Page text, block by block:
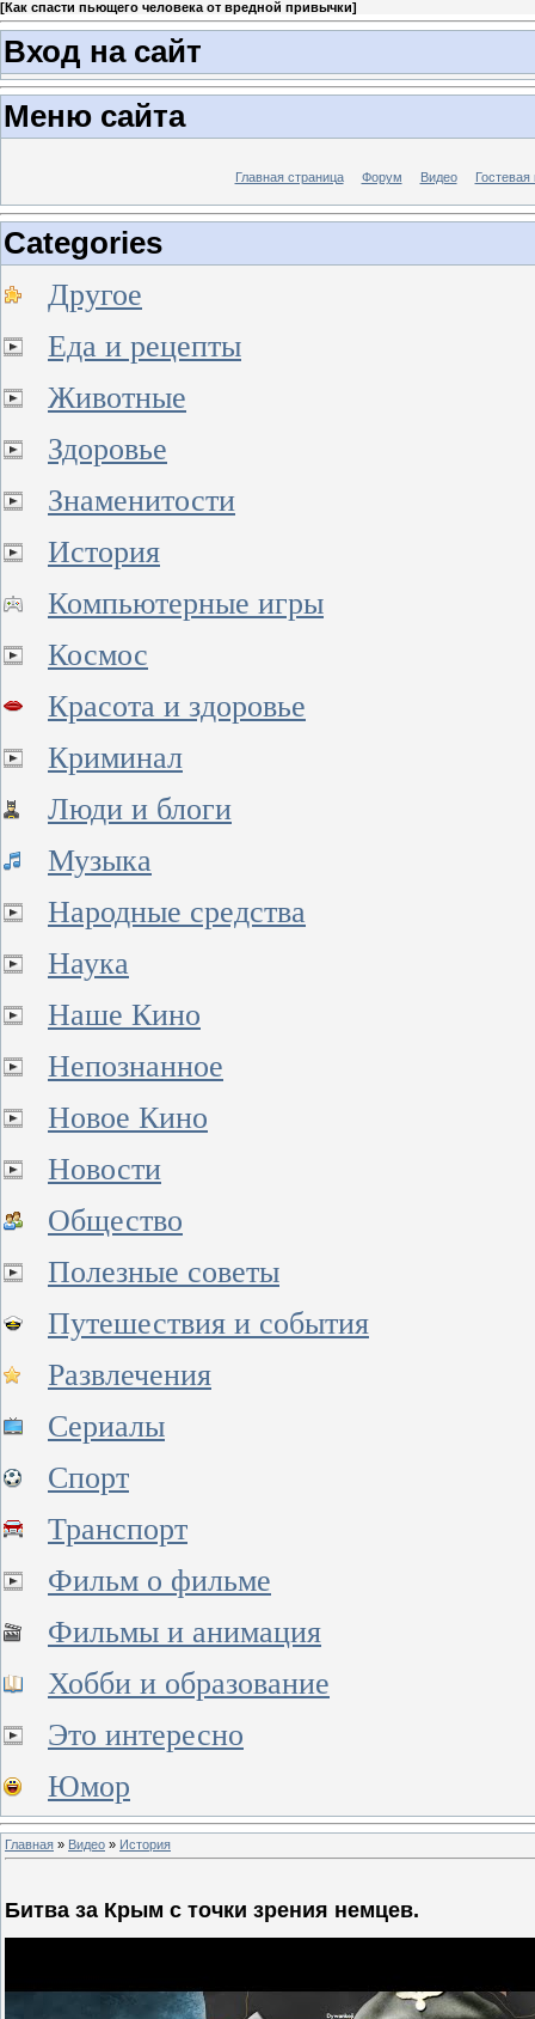
[Как спасти пьющего человека от вредной привычки]
Вход на сайт
Меню сайта
Главная страница Форум Видео Гостевая
Categories
Другое
Еда и рецепты
Животные
Здоровье
Знаменитости
История
Компьютерные игры
Космос
Красота и здоровье
Криминал
Люди и блоги
Музыка
Народные средства
Наука
Наше Кино
Непознанное
Новое Кино
Новости
Общество
Полезные советы
Путешествия и события
Развлечения
Сериалы
Спорт
Транспорт
Фильм о фильме
Фильмы и анимация
Хобби и образование
Это интересно
Юмор
Главная » Видео » История
Битва за Крым с точки зрения немцев.